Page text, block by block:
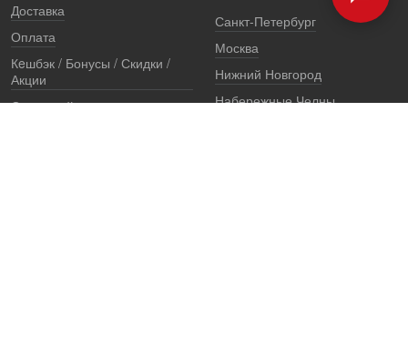
Доставка
Оплата
Кeшбэк / Бонусы / Скидки /
Акции
Остерегайтесь подделок
Санкт-Петербург
Москва
Нижний Новгород
Набережные Челны